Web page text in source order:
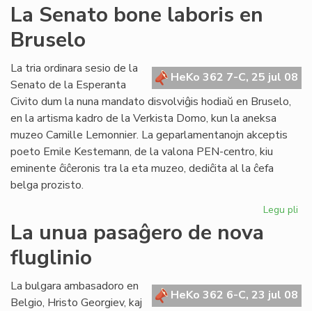
La Senato bone laboris en
Bruselo
HeKo 362 7-C, 25 jul 08
La tria ordinara sesio de la
Senato de la Esperanta
Civito dum la nuna mandato disvolviĝis hodiaŭ en Bruselo,
en la artisma kadro de la Verkista Domo, kun la aneksa
muzeo Camille Lemonnier. La geparlamentanojn akceptis
poeto Emile Kestemann, de la valona PEN-centro, kiu
eminente ĉiĉeronis tra la eta muzeo, dediĉita al la ĉefa
belga prozisto.
Legu pli
en
La unua pasaĝero de nova
fluglinio
HeKo 362 6-C, 23 jul 08
La bulgara ambasadoro en
Belgio, Hristo Georgiev, kaj